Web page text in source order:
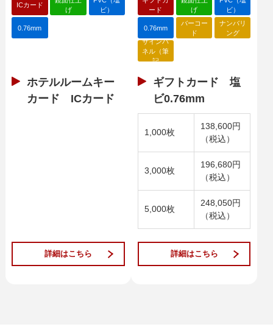
ICカード
げ
ビ）
0.76mm
ホテルルームキー
カード ICカード
詳細はこちら
ード
げ
ビ）
0.76mm
バーコー
ド
ナンバリ
ング
サインパ
ネル（筆
記
ギフトカード 塩
ビ0.76mm
1,000枚
138,600円
（税込）
3,000枚
196,680円
（税込）
5,000枚
248,050円
（税込）
詳細はこちら